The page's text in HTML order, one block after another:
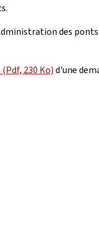
des
230 Ko)d'une